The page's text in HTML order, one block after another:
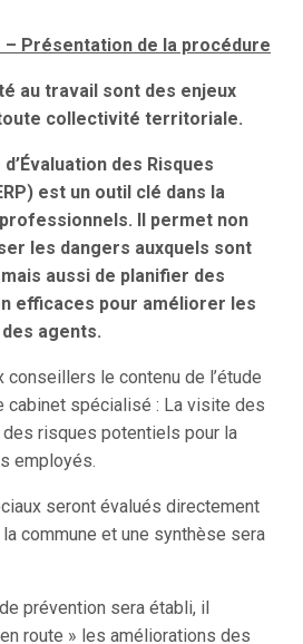
– Présentation de la procédure
au travail sont des enjeux
collectivité territoriale.
des Risques
est un outil clé dans la
Il permet non
les dangers auxquels sont
aussi de planifier des
efficaces pour améliorer les
agents.
conseillers le contenu de l’étude
cabinet spécialisé : La visite des
des risques potentiels pour la
employés.
seront évalués directement
commune et une synthèse sera
prévention sera établi, il
route » les améliorations des